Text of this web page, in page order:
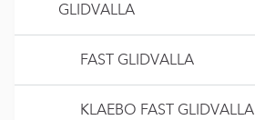
GLIDVALLA
FAST GLIDVALLA
KLAEBO FAST GLIDVALLA